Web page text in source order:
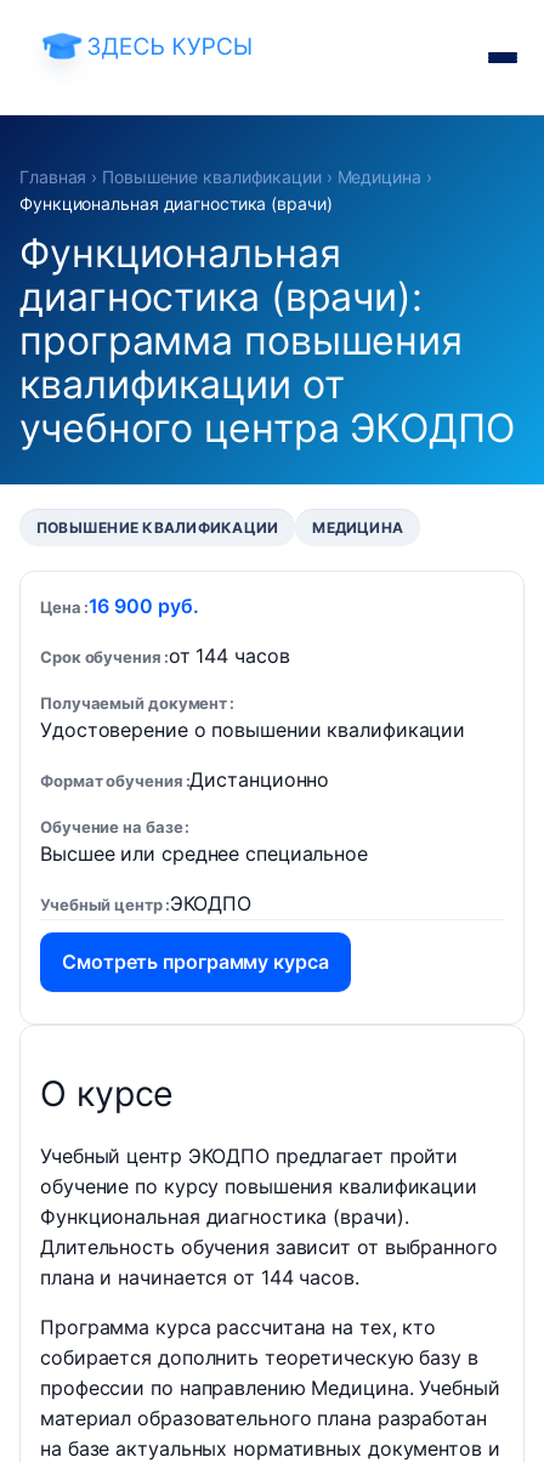
Главная › Повышение квалификации› Медицина ›
Функциональная диагностика (врачи)
Функциональная
диагностика (врачи):
программа повышения
квалификации от
учебного центра ЭКОДПО
ПОВЫШЕНИЕ КВАЛИФИКАЦИИ МЕДИЦИНА
Цена 16 900 руб.
Срок обучения от 144 часов
Получаемый документ
Удостоверение о повышении квалификации
Формат обучения Дистанционно
Обучение на базе
Высшее или среднее специальное
Учебный центр ЭКОДПО
Смотреть программу курса
О курсе
Учебный центр ЭКОДПО предлагает пройти
обучение по курсу повышения квалификации
Функциональная диагностика (врачи).
Длительность обучения зависит от выбранного
плана и начинается от 144 часов.
Программа курса рассчитана на тех, кто
собирается дополнить теоретическую базу в
профессии по направлению Медицина. Учебный
материал образовательного плана разработан
на базе актуальных нормативных документов и